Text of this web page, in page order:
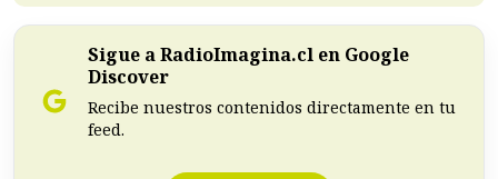
Sigue a RadioImagina.cl en Google
Discover
Recibe nuestros contenidos directamente en tu
feed.